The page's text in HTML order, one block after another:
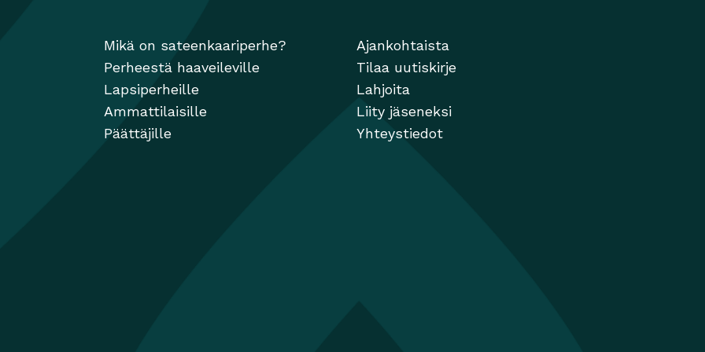
Mikä on sateenkaariperhe?
Perheestä haaveileville
Lapsiperheille
Ammattilaisille
Päättäjille
Ajankohtaista
Tilaa uutiskirje
Lahjoita
Liity jäseneksi
Yhteystiedot